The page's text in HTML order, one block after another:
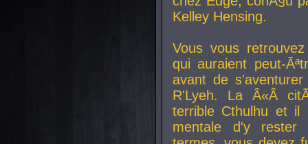
Kelley Hensing.
Vous vous
qui auraient peut-
avant de
R'Lyeh. La Â«Â
terrible Cthulhu et
mentale d'y rester